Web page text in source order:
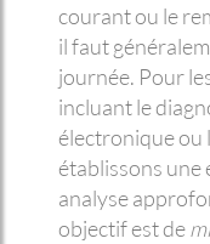
courant ou le
il faut
journée. Pour
incluant le
électronique ou
établissons une
analyse
objectif est de